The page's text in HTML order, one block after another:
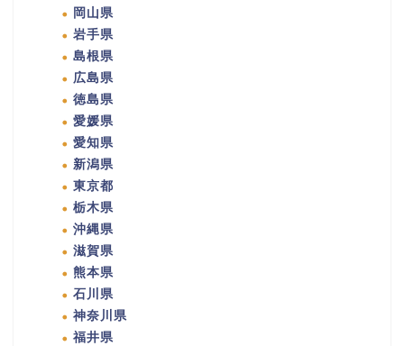
岡山県
岩手県
島根県
広島県
徳島県
愛媛県
愛知県
新潟県
東京都
栃木県
沖縄県
滋賀県
熊本県
石川県
神奈川県
福井県